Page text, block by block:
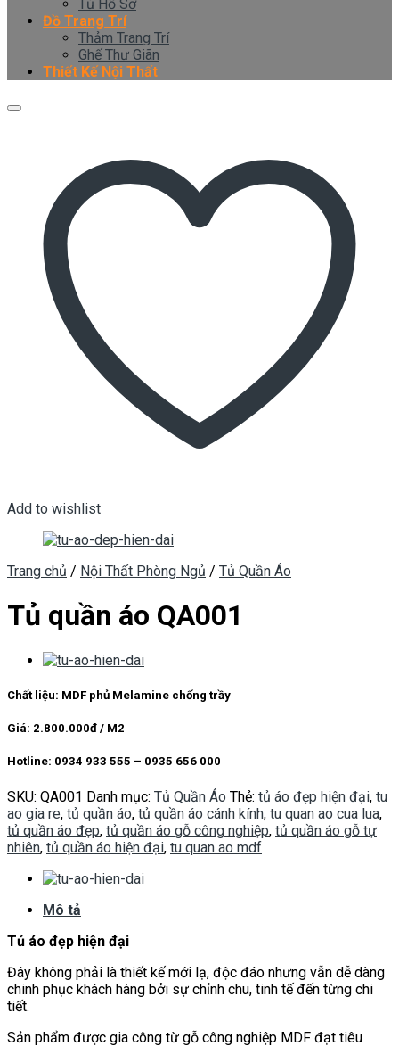
Tủ Hồ Sơ
Đồ Trang Trí
Thảm Trang Trí
Ghế Thư Giãn
Thiết Kế Nội Thất
Add to wishlist
Trang chủ / Nội Thất Phòng Ngủ / Tủ Quần Áo
Tủ quần áo QA001
Chất liệu: MDF phủ Melamine chống trầy
Giá: 2.800.000đ / M2
Hotline: 0934 933 555 – 0935 656 000
SKU: QA001 Danh mục: Tủ Quần Áo Thẻ: tủ áo đẹp hiện đại, tu
ao gia re, tủ quần áo, tủ quần áo cánh kính, tu quan ao cua lua,
tủ quần áo đẹp, tủ quần áo gỗ công nghiệp, tủ quần áo gỗ tự
nhiên, tủ quần áo hiện đại, tu quan ao mdf
Mô tả
Tủ áo đẹp hiện đại
Đây không phải là thiết kế mới lạ, độc đáo nhưng vẫn dễ dàng
chinh phục khách hàng bởi sự chỉnh chu, tinh tế đến từng chi
tiết.
Sản phẩm được gia công từ gỗ công nghiệp MDF đạt tiêu